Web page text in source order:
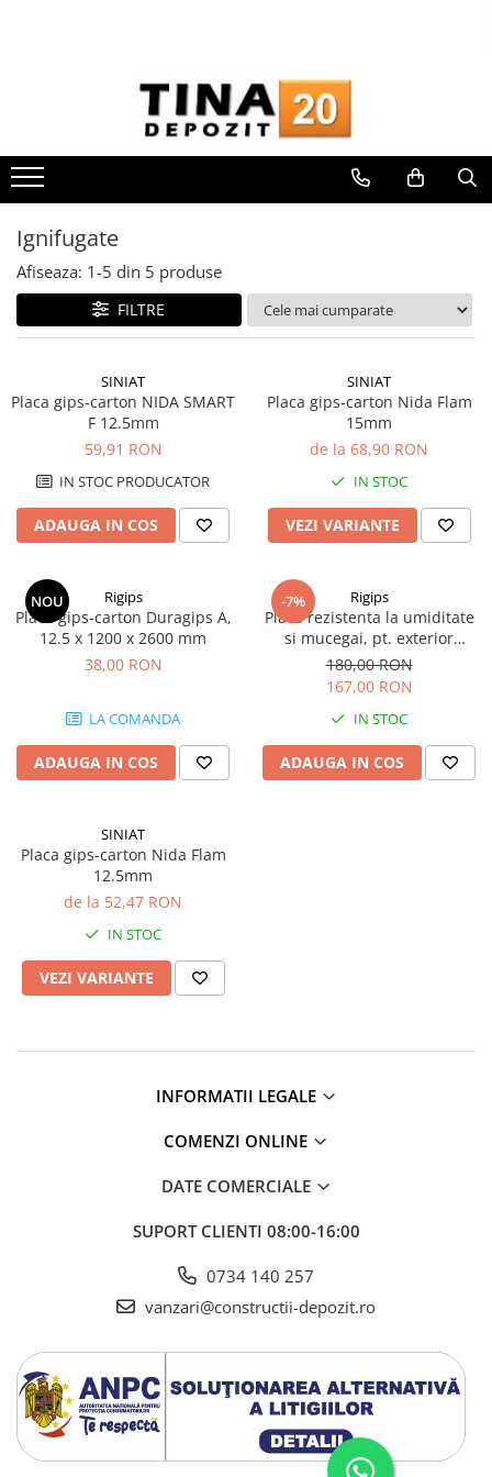
Standard
Hidrofugate
Ignifugate
Hidroignifugate
Acustice
Exterior
Accesorii Gips Carton
Benzi Gips Carton
Racorduri
Coltare pentru profile UA
Brida Gips Carton
Ipsos si Pasta Imbinare
Ipsos Adeziv Gips Carton
Profile Gips Carton
Profile UA
Termoizolatii
Polistiren
Vata de sticla
Vata bazaltica
Hidroizolatii
Mortare Hidroizolante
Accesorii Hidroizolatii
Membrane Lichide
Marmura
Tencuiala decorativa
De Egalizare
Autonivelante
Grunduri si Amorse
Pentru Pregatirea Suprafetei
Ignifugate
Afiseaza: 1-5 din 5 produse
FILTRE
SINIAT
Placa gips-carton NIDA SMART
F 12.5mm
59,91 RON
IN STOC PRODUCATOR
ADAUGA IN COS
SINIAT
Placa gips-carton Nida Flam
15mm
de la 68,90 RON
IN STOC
VEZI VARIANTE
NOU Rigips
Placa gips-carton Duragips A,
12.5 x 1200 x 2600 mm
38,00 RON
LA COMANDA
ADAUGA IN COS
-7% Rigips
Placa rezistenta la umiditate
si mucegai, pt. exterior
Glasroc X
180,00 RON
167,00 RON
IN STOC
ADAUGA IN COS
SINIAT
Placa gips-carton Nida Flam
12.5mm
de la 52,47 RON
IN STOC
VEZI VARIANTE
INFORMATII LEGALE
COMENZI ONLINE
DATE COMERCIALE
SUPORT CLIENTI 08:00-16:00
0734 140 257
vanzari@constructii-depozit.ro